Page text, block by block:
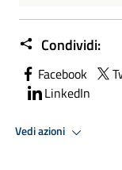
Condividi:
Facebook
LinkedIn
Vedi azioni